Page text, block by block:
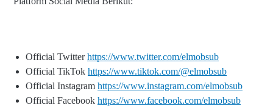
Official Twitterhttps://www.twitter.com/elmobsub
Official TikTok https://www.tiktok.com/@elmobsub
Official Instagram https://www.instagram.com/elmobsub
Official Facebook https://www.facebook.com/elmobsub